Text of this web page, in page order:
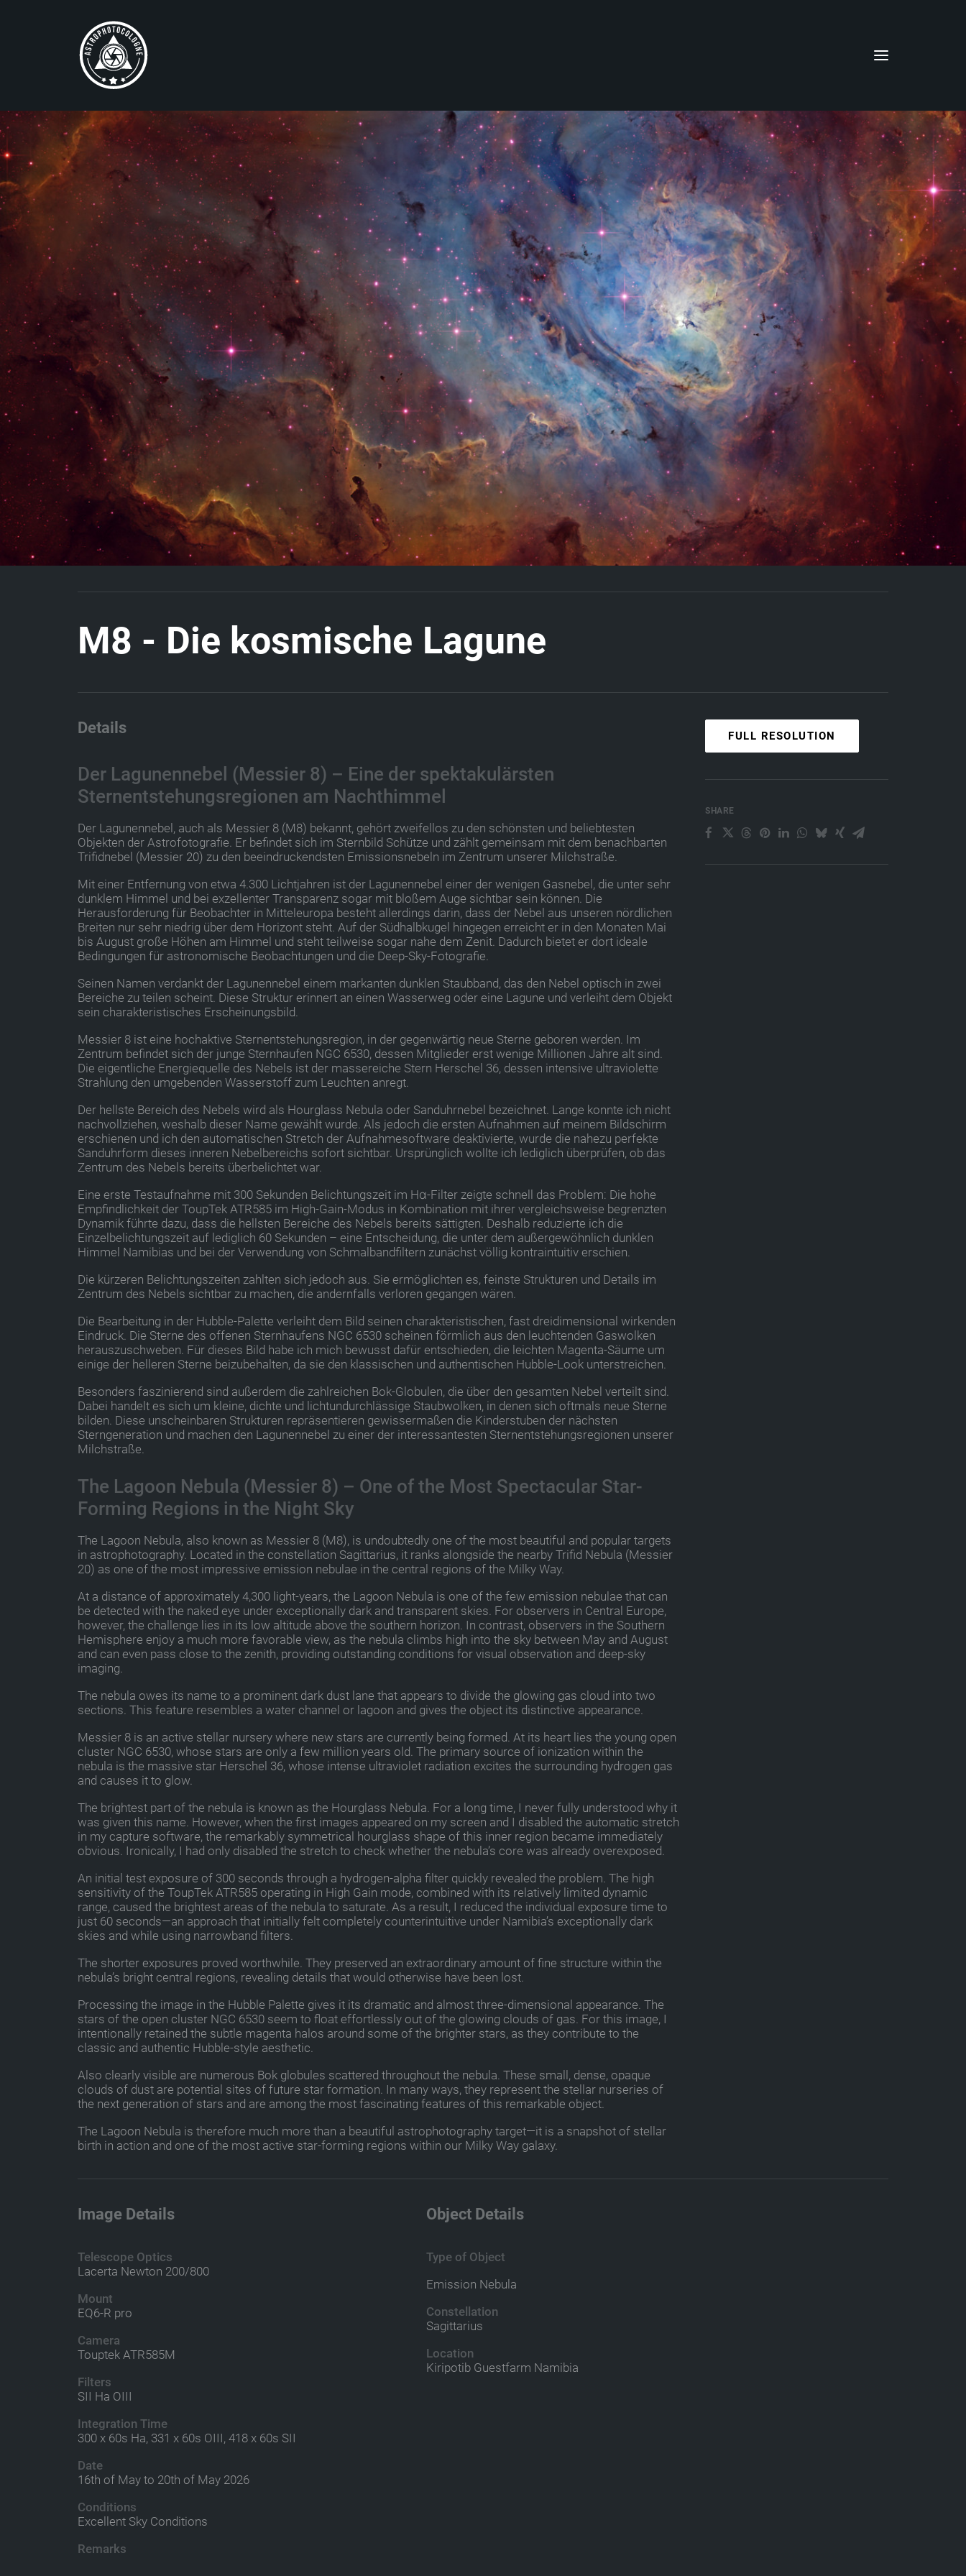
M8 - Die kosmische Lagune
Details
Der Lagunennebel (Messier 8) – Eine der spektakulärsten
Sternentstehungsregionen am Nachthimmel
Der Lagunennebel, auch als Messier 8 (M8) bekannt, gehört zweifellos zu den schönsten und beliebtesten
Objekten der Astrofotografie. Er befindet sich im Sternbild Schütze und zählt gemeinsam mit dem benachbarten
Trifidnebel (Messier 20) zu den beeindruckendsten Emissionsnebeln im Zentrum unserer Milchstraße.
Mit einer Entfernung von etwa 4.300 Lichtjahren ist der Lagunennebel einer der wenigen Gasnebel, die unter sehr
dunklem Himmel und bei exzellenter Transparenz sogar mit bloßem Auge sichtbar sein können. Die
Herausforderung für Beobachter in Mitteleuropa besteht allerdings darin, dass der Nebel aus unseren nördlichen
Breiten nur sehr niedrig über dem Horizont steht. Auf der Südhalbkugel hingegen erreicht er in den Monaten Mai
bis August große Höhen am Himmel und steht teilweise sogar nahe dem Zenit. Dadurch bietet er dort ideale
Bedingungen für astronomische Beobachtungen und die Deep-Sky-Fotografie.
Seinen Namen verdankt der Lagunennebel einem markanten dunklen Staubband, das den Nebel optisch in zwei
Bereiche zu teilen scheint. Diese Struktur erinnert an einen Wasserweg oder eine Lagune und verleiht dem Objekt
sein charakteristisches Erscheinungsbild.
Messier 8 ist eine hochaktive Sternentstehungsregion, in der gegenwärtig neue Sterne geboren werden. Im
Zentrum befindet sich der junge Sternhaufen NGC 6530, dessen Mitglieder erst wenige Millionen Jahre alt sind.
Die eigentliche Energiequelle des Nebels ist der massereiche Stern Herschel 36, dessen intensive ultraviolette
Strahlung den umgebenden Wasserstoff zum Leuchten anregt.
Der hellste Bereich des Nebels wird als Hourglass Nebula oder Sanduhrnebel bezeichnet. Lange konnte ich nicht
nachvollziehen, weshalb dieser Name gewählt wurde. Als jedoch die ersten Aufnahmen auf meinem Bildschirm
erschienen und ich den automatischen Stretch der Aufnahmesoftware deaktivierte, wurde die nahezu perfekte
Sanduhrform dieses inneren Nebelbereichs sofort sichtbar. Ursprünglich wollte ich lediglich überprüfen, ob das
Zentrum des Nebels bereits überbelichtet war.
Eine erste Testaufnahme mit 300 Sekunden Belichtungszeit im Hα-Filter zeigte schnell das Problem: Die hohe
Empfindlichkeit der ToupTek ATR585 im High-Gain-Modus in Kombination mit ihrer vergleichsweise begrenzten
Dynamik führte dazu, dass die hellsten Bereiche des Nebels bereits sättigten. Deshalb reduzierte ich die
Einzelbelichtungszeit auf lediglich 60 Sekunden – eine Entscheidung, die unter dem außergewöhnlich dunklen
Himmel Namibias und bei der Verwendung von Schmalbandfiltern zunächst völlig kontraintuitiv erschien.
Die kürzeren Belichtungszeiten zahlten sich jedoch aus. Sie ermöglichten es, feinste Strukturen und Details im
Zentrum des Nebels sichtbar zu machen, die andernfalls verloren gegangen wären.
Die Bearbeitung in der Hubble-Palette verleiht dem Bild seinen charakteristischen, fast dreidimensional wirkenden
Eindruck. Die Sterne des offenen Sternhaufens NGC 6530 scheinen förmlich aus den leuchtenden Gaswolken
herauszuschweben. Für dieses Bild habe ich mich bewusst dafür entschieden, die leichten Magenta-Säume um
einige der helleren Sterne beizubehalten, da sie den klassischen und authentischen Hubble-Look unterstreichen.
Besonders faszinierend sind außerdem die zahlreichen Bok-Globulen, die über den gesamten Nebel verteilt sind.
Dabei handelt es sich um kleine, dichte und lichtundurchlässige Staubwolken, in denen sich oftmals neue Sterne
bilden. Diese unscheinbaren Strukturen repräsentieren gewissermaßen die Kinderstuben der nächsten
Sterngeneration und machen den Lagunennebel zu einer der interessantesten Sternentstehungsregionen unserer
Milchstraße.
The Lagoon Nebula (Messier 8) – One of the Most Spectacular Star-
Forming Regions in the Night Sky
The Lagoon Nebula, also known as Messier 8 (M8), is undoubtedly one of the most beautiful and popular targets
in astrophotography. Located in the constellation Sagittarius, it ranks alongside the nearby Trifid Nebula (Messier
20) as one of the most impressive emission nebulae in the central regions of the Milky Way.
At a distance of approximately 4,300 light-years, the Lagoon Nebula is one of the few emission nebulae that can
be detected with the naked eye under exceptionally dark and transparent skies. For observers in Central Europe,
however, the challenge lies in its low altitude above the southern horizon. In contrast, observers in the Southern
Hemisphere enjoy a much more favorable view, as the nebula climbs high into the sky between May and August
and can even pass close to the zenith, providing outstanding conditions for visual observation and deep-sky
imaging.
The nebula owes its name to a prominent dark dust lane that appears to divide the glowing gas cloud into two
sections. This feature resembles a water channel or lagoon and gives the object its distinctive appearance.
Messier 8 is an active stellar nursery where new stars are currently being formed. At its heart lies the young open
cluster NGC 6530, whose stars are only a few million years old. The primary source of ionization within the
nebula is the massive star Herschel 36, whose intense ultraviolet radiation excites the surrounding hydrogen gas
and causes it to glow.
The brightest part of the nebula is known as the Hourglass Nebula. For a long time, I never fully understood why it
was given this name. However, when the first images appeared on my screen and I disabled the automatic stretch
in my capture software, the remarkably symmetrical hourglass shape of this inner region became immediately
obvious. Ironically, I had only disabled the stretch to check whether the nebula’s core was already overexposed.
An initial test exposure of 300 seconds through a hydrogen-alpha filter quickly revealed the problem. The high
sensitivity of the ToupTek ATR585 operating in High Gain mode, combined with its relatively limited dynamic
range, caused the brightest areas of the nebula to saturate. As a result, I reduced the individual exposure time to
just 60 seconds—an approach that initially felt completely counterintuitive under Namibia’s exceptionally dark
skies and while using narrowband filters.
The shorter exposures proved worthwhile. They preserved an extraordinary amount of fine structure within the
nebula’s bright central regions, revealing details that would otherwise have been lost.
Processing the image in the Hubble Palette gives it its dramatic and almost three-dimensional appearance. The
stars of the open cluster NGC 6530 seem to float effortlessly out of the glowing clouds of gas. For this image, I
intentionally retained the subtle magenta halos around some of the brighter stars, as they contribute to the
classic and authentic Hubble-style aesthetic.
Also clearly visible are numerous Bok globules scattered throughout the nebula. These small, dense, opaque
clouds of dust are potential sites of future star formation. In many ways, they represent the stellar nurseries of
the next generation of stars and are among the most fascinating features of this remarkable object.
The Lagoon Nebula is therefore much more than a beautiful astrophotography target—it is a snapshot of stellar
birth in action and one of the most active star-forming regions within our Milky Way galaxy.
FULL RESOLUTION
SHARE
Image Details
Telescope Optics
Lacerta Newton 200/800
Mount
EQ6-R pro
Camera
Touptek ATR585M
Filters
SII Ha OIII
Integration Time
300 x 60s Ha, 331 x 60s OIII, 418 x 60s SII
Date
16th of May to 20th of May 2026
Conditions
Excellent Sky Conditions
Remarks
Object Details
Type of Object
Emission Nebula
Constellation
Sagittarius
Location
Kiripotib Guestfarm Namibia